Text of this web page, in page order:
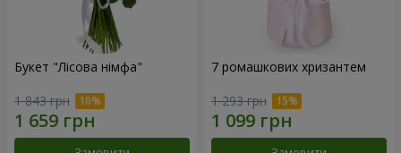
Букет "Лісова німфа"
1 843 грн
7 ромашкових хризантем
1 293 грн